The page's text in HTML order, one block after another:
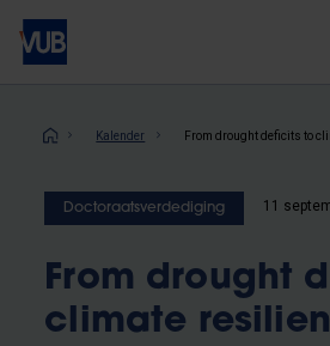
Overslaan
naar
inhoudKruimelpad
Kalender
Doctoraatsverdediging 11
From drought
climate